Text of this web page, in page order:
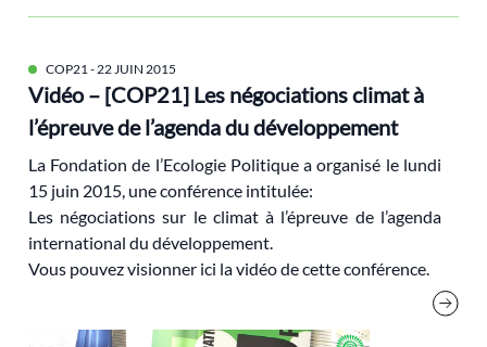
COP21- 22 JUIN 2015
Vidéo – [COP21] Les négociations climat à
l’épreuve de l’agenda du développement
La Fondation de l’Ecologie Politique a organisé le lundi
15 juin 2015, une conférence intitulée:
Les négociations sur le climat à l’épreuve de l’agenda
international du développement.
Vous pouvez visionner ici la vidéo de cette conférence.
justice
Legislatives
Les Notes De La FEP
Les Verts
liberté
lieux
Lipietz Alain
Malbouffe